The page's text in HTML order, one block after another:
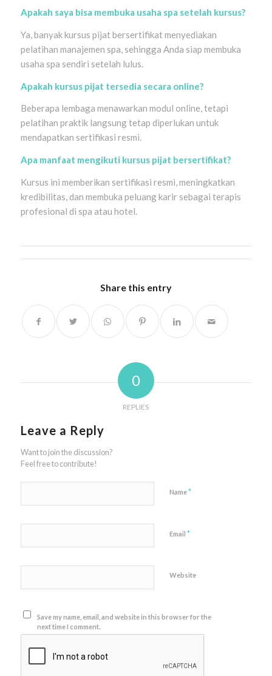
Apakah saya bisa membuka usaha spa setelah kursus?
Ya, banyak kursus pijat bersertifikat menyediakan
pelatihan manajemen spa, sehingga Anda siap membuka
usaha spa sendiri setelah lulus.
Apakah kursus pijat tersedia secara online?
Beberapa lembaga menawarkan modul online, tetapi
pelatihan praktik langsung tetap diperlukan untuk
mendapatkan sertifikasi resmi.
Apa manfaat mengikuti kursus pijat bersertifikat?
Kursus ini memberikan sertifikasi resmi, meningkatkan
kredibilitas, dan membuka peluang karir sebagai terapis
profesional di spa atau hotel.
Share this entry
0
REPLIES
Leave a Reply
Want to join the discussion?
Feel free to contribute!
Name*
Email *
Website
Save my name, email, and website in this browser for the
next time I comment.